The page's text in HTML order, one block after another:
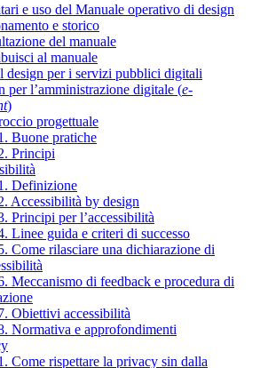
e uso del Manuale operativo di design
e storico
del manuale
al manuale
design per i servizi pubblici digitali
per l’amministrazione digitale (e-
)
progettuale
Buone pratiche
Principi
Definizione
Accessibilità by design
Principi per l’accessibilità
Linee guida e criteri di successo
Come rilasciare una dichiarazione di
Meccanismo di feedback e procedura di
Obiettivi accessibilità
Normativa e approfondimenti
Come rispettare la privacy sin dalla